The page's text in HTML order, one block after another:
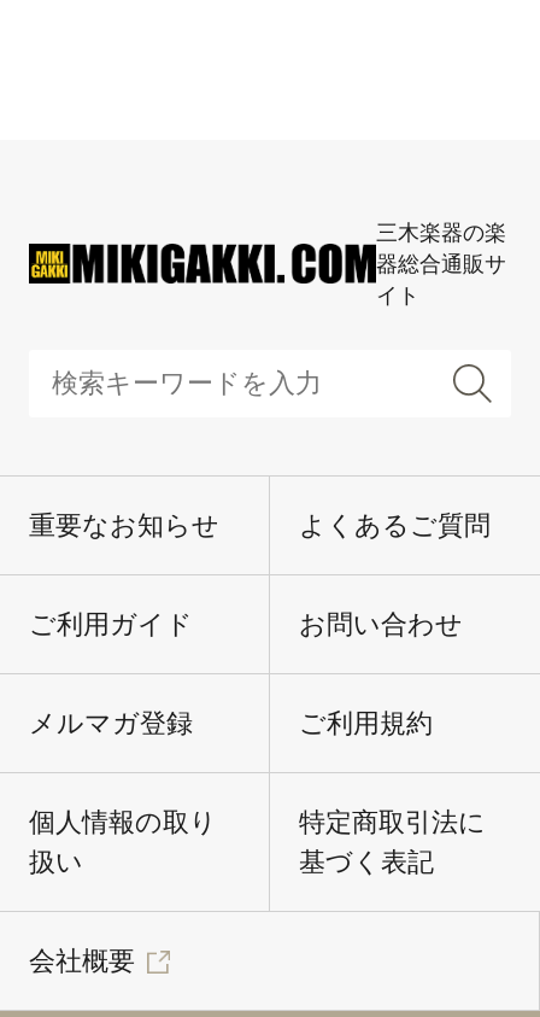
三木楽器の楽
器総合通販サ
イト
重要なお知らせ よくあるご質問
ご利用ガイド お問い合わせ
メルマガ登録 ご利用規約
個人情報の取り
扱い
特定商取引法に
基づく表記
会社概要